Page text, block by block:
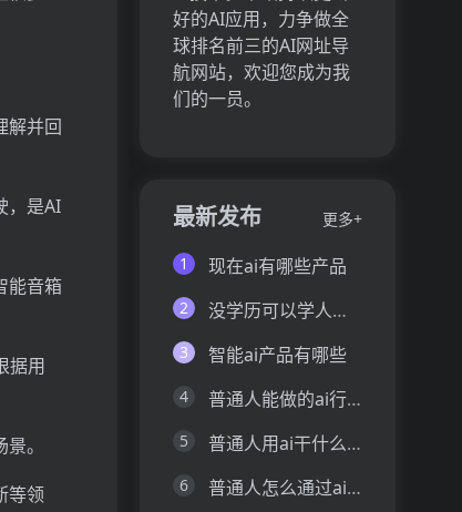
解并回
，是AI
能音箱
据用
。
等领
好的AI应用，力争做全
球排名前三的AI网址导
航网站，欢迎您成为我
们的一员。
最新发布 更多+
1 现在ai有哪些产品
2 没学历可以学人工智能吗
3 智能ai产品有哪些
4 普通人能做的ai行业
5 普通人用ai干什么赚钱
6 普通人怎么通过ai赚钱